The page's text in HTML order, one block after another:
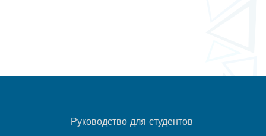
Руководство для студентов